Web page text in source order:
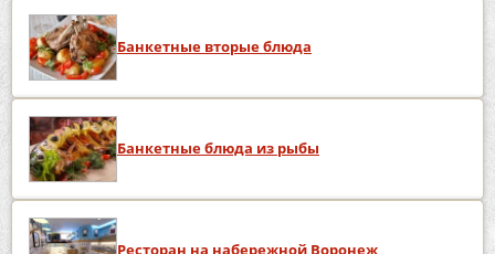
Банкетные вторые блюда
Банкетные блюда из рыбы
Ресторан на набережной Воронеж